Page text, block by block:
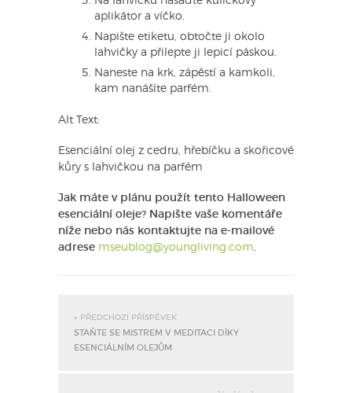
aplikátor a víčko.
Napište etiketu, obtočte ji okolo
lahvičky a přilepte ji lepicí páskou.
Naneste na krk, zápěstí a kamkoli,
kam nanášíte parfém.
Alt Text:
Esenciální olej z cedru, hřebíčku a skořicové
kůry s lahvičkou na parfém
Jak máte v plánu použít tento Halloween
esenciální oleje? Napište vaše komentáře
níže nebo nás kontaktujte na e-mailové
adrese mseublog@youngliving.com.
« PŘEDCHOZÍ PŘÍSPĚVEK
STAŇTE SE MISTREM V MEDITACI DÍKY
ESENCIÁLNÍM OLEJŮM